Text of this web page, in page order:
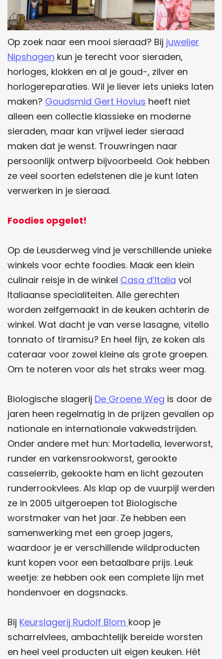
Op zoek naar een mooi sieraad? Bij juwelier
Nipshagen kun je terecht voor sieraden,
horloges, klokken en al je goud-, zilver en
horlogereparaties. Wil je liever iets unieks laten
maken? Goudsmid Gert Hovius heeft niet
alleen een collectie klassieke en moderne
sieraden, maar kan vrijwel ieder sieraad
maken dat je wenst. Trouwringen naar
persoonlijk ontwerp bijvoorbeeld. Ook hebben
ze veel soorten edelstenen die je kunt laten
verwerken in je sieraad.
Foodies opgelet!
Op de Leusderweg vind je verschillende unieke
winkels voor echte foodies. Maak een klein
culinair reisje in de winkel Casa d’Italia vol
Italiaanse specialiteiten. Alle gerechten
worden zelfgemaakt in de keuken achterin de
winkel. Wat dacht je van verse lasagne, vitello
tonnato of tiramisu? En heel fijn, ze koken als
cateraar voor zowel kleine als grote groepen.
Om te noteren voor als het straks weer mag.
Biologische slagerij De Groene Weg is door de
jaren heen regelmatig in de prijzen gevallen op
nationale en internationale vakwedstrijden.
Onder andere met hun: Mortadella, leverworst,
runder en varkensrookworst, gerookte
casselerrib, gekookte ham en licht gezouten
runderrookvlees. Als klap op de vuurpijl werden
ze in 2005 uitgeroepen tot Biologische
worstmaker van het jaar. Ze hebben een
samenwerking met een groep jagers,
waardoor je er verschillende wildproducten
kunt kopen voor een betaalbare prijs. Leuk
weetje: ze hebben ook een complete lijn met
hondenvoer en dogsnacks.
Bij Keurslagerij Rudolf Blom koop je
scharrelvlees, ambachtelijk bereide worsten
en heel veel producten uit eigen keuken. Hét